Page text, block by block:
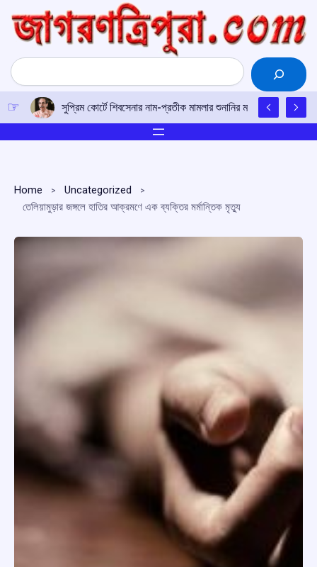
content
Search
সুপ্রিম কোর্টে শিবসেনার নাম-প্রতীক মামলার শুনানির মাঝে মোদির সঙ্গে
Home
Uncategorized
তেলিয়ামুড়ার জঙ্গলে হাতির আক্রমণে এক ব্যক্তির মর্মান্তিক মৃত্যু